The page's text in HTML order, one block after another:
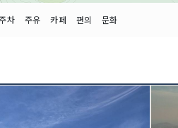
차 주유 카페 편의 문화